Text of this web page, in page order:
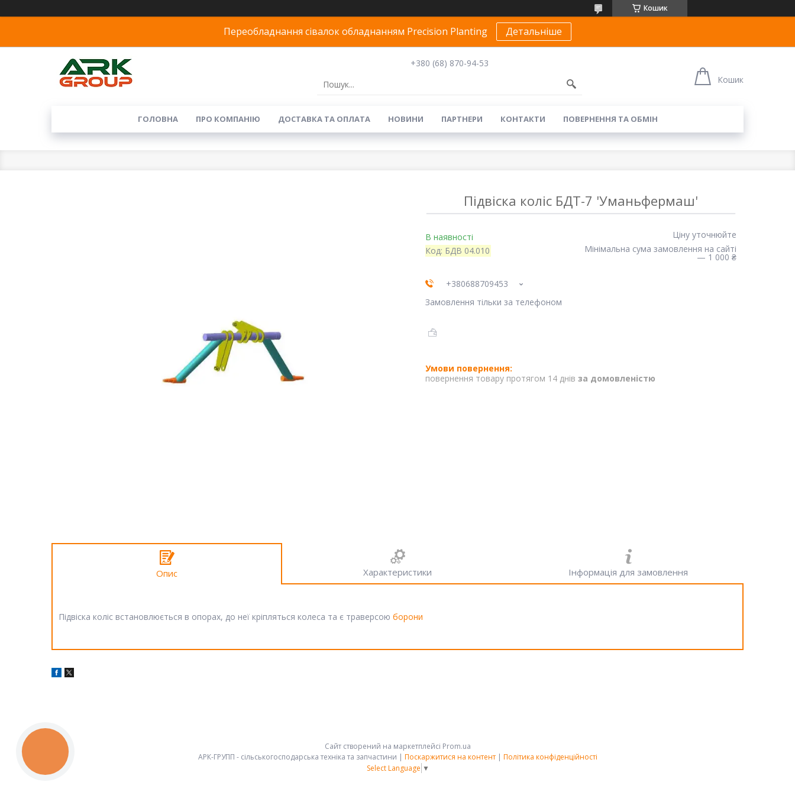
Кошик
Переобладнання сівалок обладнанням Precision Planting Детальніше
+380 (68) 870-94-53
Кошик
ГОЛОВНА ПРО КОМПАНІЮ ДОСТАВКА ТА ОПЛАТА НОВИНИ ПАРТНЕРИ КОНТАКТИ ПОВЕРНЕННЯ ТА ОБМІН
Підвіска коліс БДТ-7 'Уманьфермаш'
В наявності
Код: БДВ 04.010
Ціну уточнюйте
Мінімальна сума замовлення на сайті
— 1 000 ₴
+380688709453
Замовлення тільки за телефоном
повернення товару протягом 14 днів за домовленістю
Опис Характеристики Інформація для замовлення
Підвіска коліс встановлюється в опорах, до неї кріпляться колеса та є траверсою борони
Сайт створений на маркетплейсі Prom.ua
АРК-ГРУПП - сільськогосподарська техніка та запчастини | Поскаржитися на контент | Політика конфіденційності
Select Language ▼